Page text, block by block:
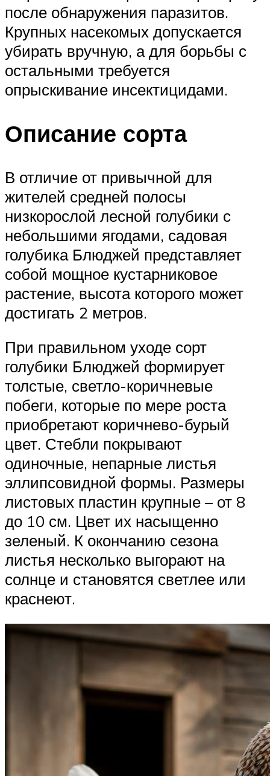
после обнаружения паразитов.
Крупных насекомых допускается
убирать вручную, а для борьбы с
остальными требуется
опрыскивание инсектицидами.
Описание сорта
В отличие от привычной для
жителей средней полосы
низкорослой лесной голубики с
небольшими ягодами, садовая
голубика Блюджей представляет
собой мощное кустарниковое
растение, высота которого может
достигать 2 метров.
При правильном уходе сорт
голубики Блюджей формирует
толстые, светло-коричневые
побеги, которые по мере роста
приобретают коричнево-бурый
цвет. Стебли покрывают
одиночные, непарные листья
эллипсовидной формы. Размеры
листовых пластин крупные – от 8
до 10 см. Цвет их насыщенно
зеленый. К окончанию сезона
листья несколько выгорают на
солнце и становятся светлее или
краснеют.